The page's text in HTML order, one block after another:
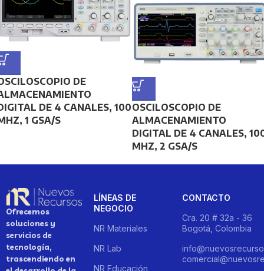
DE
DE 4 CANALES, 100
1 GSA/S
OSCILOSCOPIO DE
ALMACENAMIENTO
DIGITAL DE 4 CANALES,
MHZ, 2 GSA/S
Ofrecemos
soluciones y
servicios de
tecnología,
trascendiendo en
LÍNEAS DE
NEGOCIO
NR Materiales
NR Lab
NR Educación
CONTACTO
Cra. 20 # 32a - 36
Bogotá, Colombia